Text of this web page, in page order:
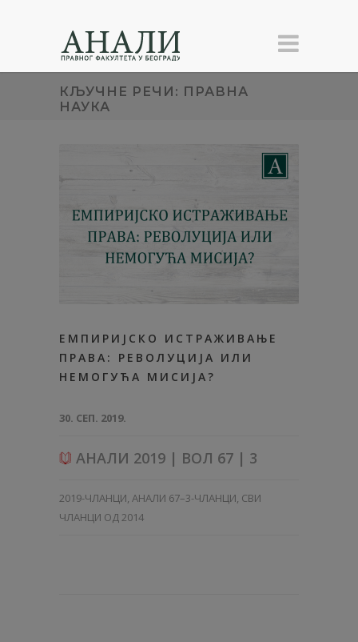
КЉУЧНЕ РЕЧИ: ПРАВНА
НАУКА
ЕМПИРИЈСКО ИСТРАЖИВАЊЕ
ПРАВА: РЕВОЛУЦИЈА ИЛИ
НЕМОГУЋА МИСИЈА?
30. СЕП. 2019.
АНАЛИ 2019 | ВОЛ 67 | 3
2019-ЧЛАНЦИ, АНАЛИ 67–3-ЧЛАНЦИ, СВИ
ЧЛАНЦИ ОД 2014